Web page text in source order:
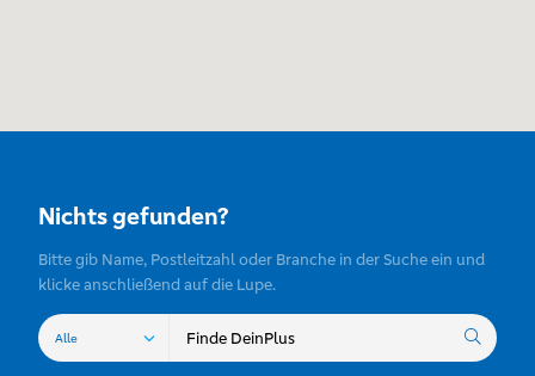
Nichts gefunden?
Bitte gib Name, Postleitzahl oder Branche in der Suche ein und
klicke anschließend auf die Lupe.